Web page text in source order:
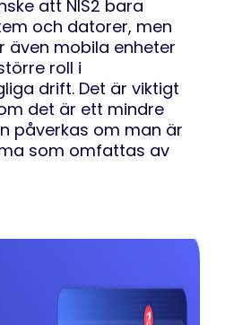
att NIS2 bara
och datorer, men
även mobila enheter
roll i
drift. Det är viktigt
det är ett mindre
påverkas om man är
som omfattas av